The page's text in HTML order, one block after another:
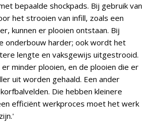
bepaalde shockpads. Bij gebruik van
het strooien van infill, zoals een
kunnen er plooien ontstaan. Bij
onderbouw harder; ook wordt het
lengte en vaksgewijs uitgestrooid.
minder plooien, en de plooien die er
uit worden gehaald. Een ander
Die hebben kleinere
efficiënt werkproces moet het werk